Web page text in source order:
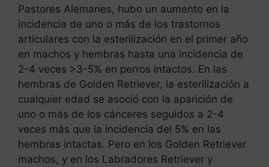
Pastores Alemanes, hubo un aumento en la
incidencia de uno o más de los trastornos
articulares con la esterilización en el primer año
en machos y hembras hasta una incidencia de
2-4 veces >3-5% en perros intactos. En las
hembras de Golden Retriever, la esterilización a
cualquier edad se asoció con la aparición de
uno o más de los cánceres seguidos a 2-4
veces más que la incidencia del 5% en las
hembras intactas. Pero en los Golden Retriever
machos, y en los Labradores Retriever y